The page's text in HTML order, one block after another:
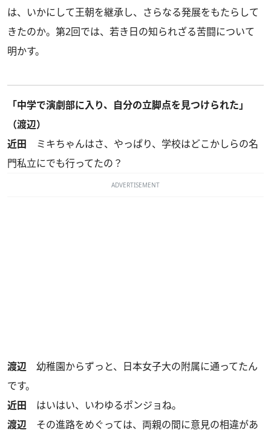
は、いかにして王朝を継承し、さらなる発展をもたらして
きたのか。第2回では、若き日の知られざる苦闘について
明かす。
「中学で演劇部に入り、自分の立脚点を見つけられた」
（渡辺）
近田 ミキちゃんはさ、やっぱり、学校はどこかしらの名
門私立にでも行ってたの？
ADVERTISEMENT
渡辺 幼稚園からずっと、日本女子大の附属に通ってたん
です。
近田 はいはい、いわゆるポンジョね。
渡辺 その進路をめぐっては、両親の間に意見の相違があ